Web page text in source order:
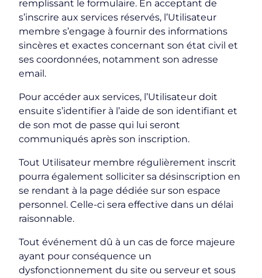
remplissant le formulaire. En acceptant de
s’inscrire aux services réservés, l’Utilisateur
membre s’engage à fournir des informations
sincères et exactes concernant son état civil et
ses coordonnées, notamment son adresse
email.
Pour accéder aux services, l’Utilisateur doit
ensuite s’identifier à l’aide de son identifiant et
de son mot de passe qui lui seront
communiqués après son inscription.
Tout Utilisateur membre régulièrement inscrit
pourra également solliciter sa désinscription en
se rendant à la page dédiée sur son espace
personnel. Celle-ci sera effective dans un délai
raisonnable.
Tout événement dû à un cas de force majeure
ayant pour conséquence un
dysfonctionnement du site ou serveur et sous